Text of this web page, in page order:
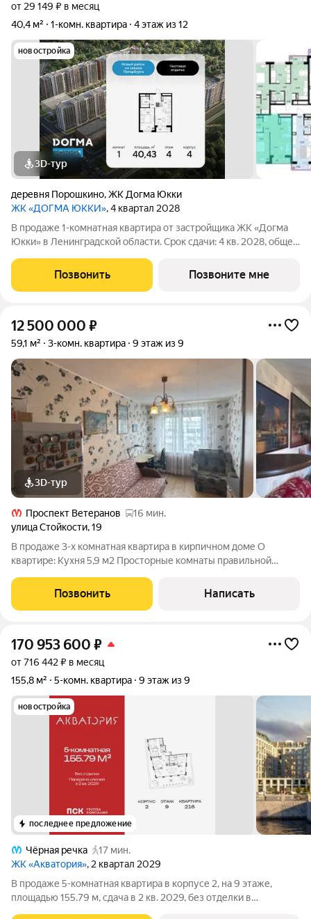
от 29 149 ₽ в месяц
40,4 м²
1-комн. квартира 4 этаж из 12
новостройка
3D-тур
деревня Порошкино,ЖК Догма Юкки
ЖК «ДОГМА ЮККИ», 4 квартал 2028
В продаже 1-комнатная квартира от застройщика ЖК «Догма
Юкки» в Ленинградской области. Срок сдачи: 4 кв. 2028, общей
доступной социальной инфраструктурой. Жилой комплекс
расположен в
Позвонить Позвоните мне
12 500 000 ₽
59,1 м² 3-комн. квартира 9 этаж из 9
3D-тур
Проспект Ветеранов
16 мин.
улица Стойкости,19
В продаже 3-х комнатная квартира в кирпичном доме О
квартире: Кухня 5,9 м2 Просторные комнаты правильной
Дом теплый Хорошие соседи, везде чисто. Территория дома
благоустроена Во дворе
Позвонить Написать
170 953 600 ₽
от 716 442 ₽ в месяц
155,8 м²
5-комн. квартира 9 этаж из 9
новостройка
последнее предложение
Чёрная речка
17 мин.
ЖК «Акватория», 2 квартал 2029
В продаже 5-комнатная квартира в корпусе 2, на 9 этаже,
площадью 155.79 м, сдача в 2 кв. 2029, без отделки в